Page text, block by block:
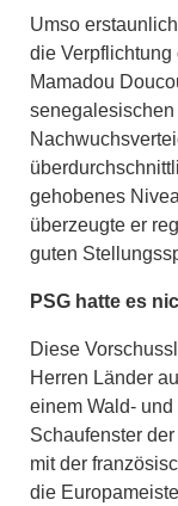
Umso
die Verpflichtung
Mamadou
gehobenes
überzeugte er
guten
PSG hatte es
Diese
Herren Länder
einem Wald-
Schaufenster
mit der
die